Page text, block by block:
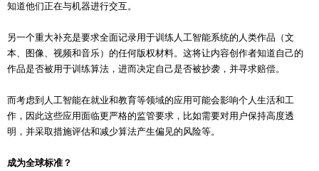
知道他们正在与机器进行交互。
另一个重大补充是要求全面记录用于训练人工智能系统的人类作品（文
本、图像、视频和音乐）的任何版权材料。这将让内容创作者知道自己的
作品是否被用于训练算法，进而决定自己是否被抄袭，并寻求赔偿。
而考虑到人工智能在就业和教育等领域的应用可能会影响个人生活和工
作，因此这些应用面临更严格的监管要求，比如需要对用户保持高度透
明，并采取措施评估和减少算法产生偏见的风险等。
成为全球标准？